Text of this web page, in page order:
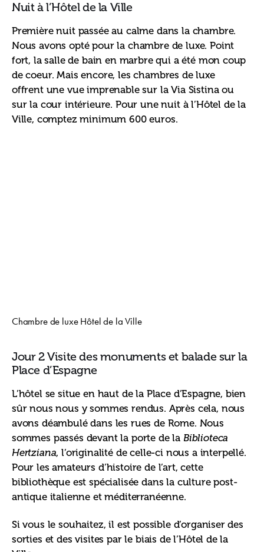
Nuit à l’Hôtel de la Ville
Première nuit passée au calme dans la chambre.
Nous avons opté pour la chambre de luxe. Point
fort, la salle de bain en marbre qui a été mon coup
de coeur. Mais encore, les chambres de luxe
offrent une vue imprenable sur la Via Sistina ou
sur la cour intérieure. Pour une nuit à l’Hôtel de la
Ville, comptez minimum 600 euros.
Chambre de luxe Hôtel de la Ville
Jour 2 Visite des monuments et balade sur la
Place d’Espagne
L’hôtel se situe en haut de la Place d’Espagne, bien
sûr nous nous y sommes rendus. Après cela, nous
avons déambulé dans les rues de Rome. Nous
sommes passés devant la porte de la Biblioteca
Hertziana, l’originalité de celle-ci nous a interpellé.
Pour les amateurs d’histoire de l’art, cette
bibliothèque est spécialisée dans la culture post-
antique italienne et méditerranéenne.
Si vous le souhaitez, il est possible d’organiser des
sorties et des visites par le biais de l’Hôtel de la